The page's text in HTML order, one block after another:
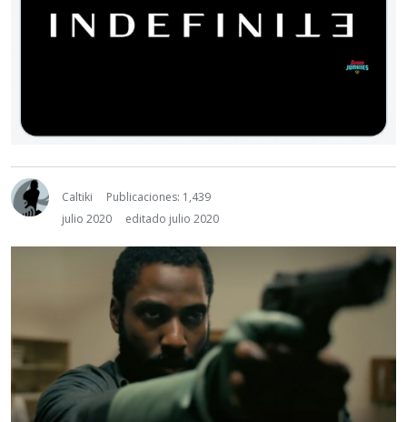
Caltiki
Publicaciones: 1,439
julio 2020
editado julio 2020